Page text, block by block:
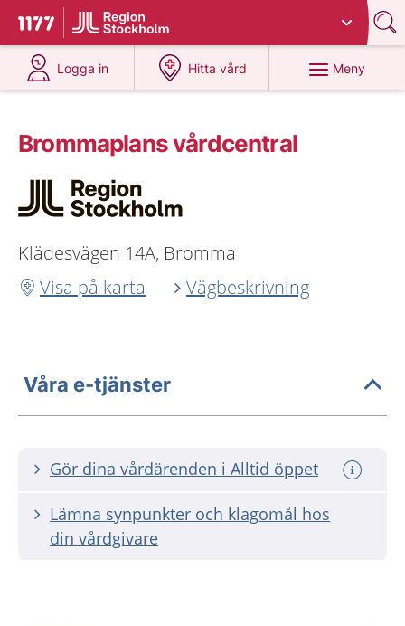
Till startsidan för 1177
Du har valt region
Logga in
på 1177.se
Hitta vård
på 1177.se
Meny
Brommaplans vårdcentral
Klädesvägen 14A, Bromma
Visa på karta
Vägbeskrivning
Våra e-tjänster
Gör dina vårdärenden i Alltid öppet
Lämna synpunkter och klagomål hos
din vårdgivare